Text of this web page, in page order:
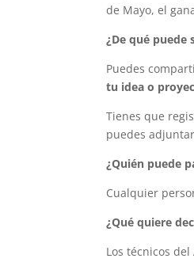
de Mayo, el
¿De qué puede
Puedes
tu idea o
Tienes que
puedes
¿Quién puede
Cualquier
¿Qué quiere
Los técnicos